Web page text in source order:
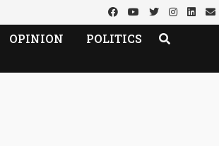
OPINION POLITICS